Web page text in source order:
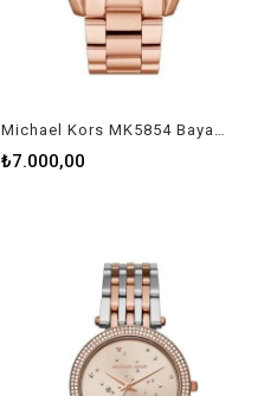
Michael Kors MK5854 Bayan Kol Saati
₺7.000,00